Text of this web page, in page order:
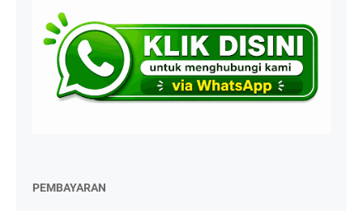
PEMBAYARAN